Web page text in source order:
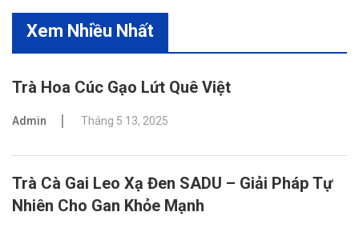
Xem Nhiều Nhất
Trà Hoa Cúc Gạo Lứt Quê Việt
Admin Tháng 5 13, 2025
Trà Cà Gai Leo Xạ Đen SADU – Giải Pháp Tự
Nhiên Cho Gan Khỏe Mạnh